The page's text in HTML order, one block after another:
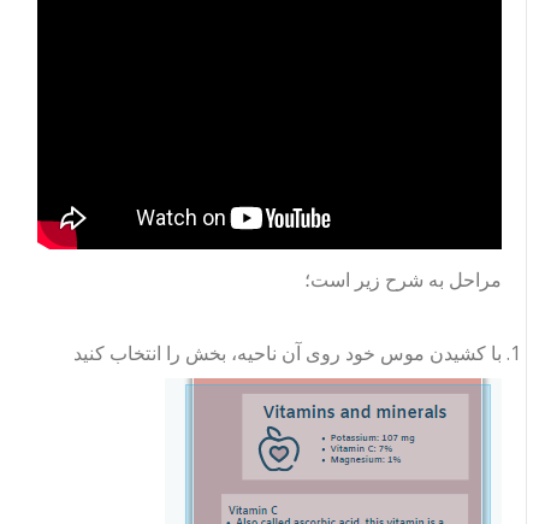
مراحل به شرح زیر است؛
با کشیدن موس خود روی آن ناحیه، بخش را انتخاب کنید